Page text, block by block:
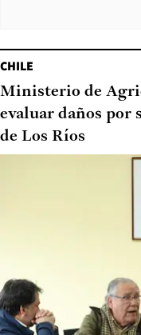
CHILE
Ministerio de
evaluar daños por
de Los Ríos